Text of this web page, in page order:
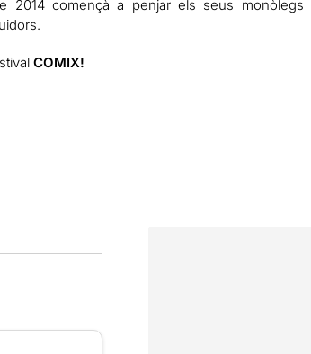
2014 començà a penjar els seus
COMIX!